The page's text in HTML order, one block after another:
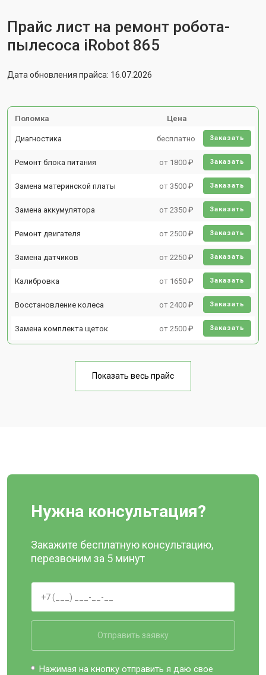
Прайс лист на ремонт робота-
пылесоса iRobot 865
Дата обновления прайса: 16.07.2026
Поломка Цена
Диагностика бесплатно Заказать
Ремонт блока питания от 1800 ₽ Заказать
Замена материнской платы от 3500 ₽ Заказать
Замена аккумулятора от 2350 ₽ Заказать
Ремонт двигателя от 2500 ₽ Заказать
Замена датчиков от 2250 ₽ Заказать
Калибровка от 1650 ₽ Заказать
Восстановление колеса от 2400 ₽ Заказать
Замена комплекта щеток от 2500 ₽ Заказать
Показать весь прайс
Нужна консультация?
Закажите бесплатную консультацию,
перезвоним за 5 минут
Отправить заявку
Нажимая на кнопку отправить я даю свое